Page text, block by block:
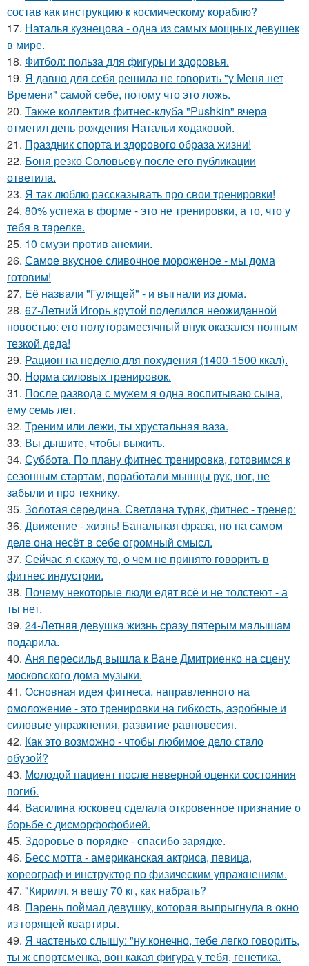
состав как инструкцию к космическому кораблю?
17. Наталья кузнецова - одна из самых мощных девушек
в мире.
18. Фитбол: польза для фигуры и здоровья.
19. Я давно для себя решила не говорить "у Меня нет
Времени" самой себе, потому что это ложь.
20. Также коллектив фитнес-клуба "Pushkin" вчера
отметил день рождения Натальи ходаковой.
21. Праздник спорта и здорового образа жизни!
22. Боня резко Соловьеву после его публикации
ответила.
23. Я так люблю рассказывать про свои тренировки!
24. 80% успеха в форме - это не тренировки, а то, что у
тебя в тарелке.
25. 10 смузи против анемии.
26. Самое вкусное сливочное мороженое - мы дома
готовим!
27. Её назвали "Гулящей" - и выгнали из дома.
28. 67-Летний Игорь крутой поделился неожиданной
новостью: его полуторамесячный внук оказался полным
тезкой деда!
29. Рацион на неделю для похудения (1400-1500 ккал).
30. Норма силовых тренировок.
31. После развода с мужем я одна воспитываю сына,
ему семь лет.
32. Треним или лежи, ты хрустальная ваза.
33. Вы дышите, чтобы выжить.
34. Суббота. По плану фитнес тренировка, готовимся к
сезонным стартам, поработали мышцы рук, ног, не
забыли и про технику.
35. Золотая середина. Светлана туряк, фитнес - тренер:
36. Движение - жизнь! Банальная фраза, но на самом
деле она несёт в себе огромный смысл.
37. Сейчас я скажу то, о чем не принято говорить в
фитнес индустрии.
38. Почему некоторые люди едят всё и не толстеют - а
ты нет.
39. 24-Летняя девушка жизнь сразу пятерым малышам
подарила.
40. Аня пересильд вышла к Ване Дмитриенко на сцену
московского дома музыки.
41. Основная идея фитнеса, направленного на
омоложение - это тренировки на гибкость, аэробные и
силовые упражнения, развитие равновесия.
42. Как это возможно - чтобы любимое дело стало
обузой?
43. Молодой пациент после неверной оценки состояния
погиб.
44. Василина юсковец сделала откровенное признание о
борьбе с дисморфофобией.
45. Здоровье в порядке - спасибо зарядке.
46. Бесс мотта - американская актриса, певица,
хореограф и инструктор по физическим упражнениям.
47. "Кирилл, я вешу 70 кг, как набрать?
48. Парень поймал девушку, которая выпрыгнула в окно
из горящей квартиры.
49. Я частенько слышу: "ну конечно, тебе легко говорить,
ты ж спортсменка, вон какая фигура у тебя, генетика.